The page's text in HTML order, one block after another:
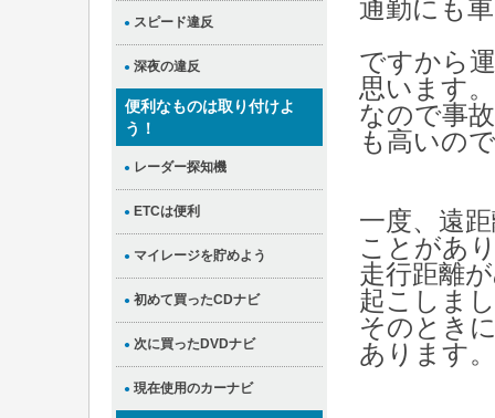
● スピード違反
● 深夜の違反
便利なものは取り付けよ
う！
● レーダー探知機
● ETCは便利
● マイレージを貯めよう
● 初めて買ったCDナビ
● 次に買ったDVDナビ
● 現在使用のカーナビ
通勤にも
ですから
思います。
なので事
も高いの
一度、遠
ことがあ
走行距離
起こしま
そのとき
あります。